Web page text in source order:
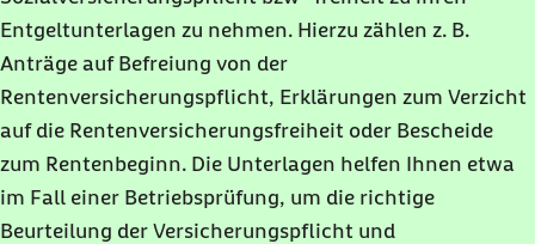
Entgeltunterlagen zu nehmen. Hierzu zählen z. B.
Anträge auf Befreiung von der
Rentenversicherungspflicht, Erklärungen zum Verzicht
auf die Rentenversicherungsfreiheit oder Bescheide
zum Rentenbeginn. Die Unterlagen helfen Ihnen etwa
im Fall einer Betriebsprüfung, um die richtige
Beurteilung der Versicherungspflicht und